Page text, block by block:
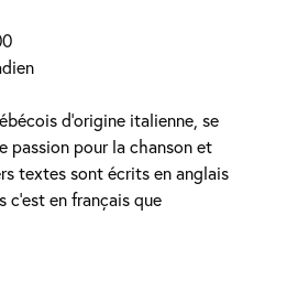
d’origine italienne, se
passion pour la chanson et
textes sont écrits en anglais
c’est en français que